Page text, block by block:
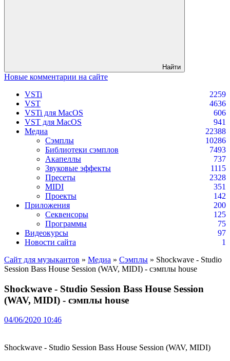
Найти
Новые комментарии на сайте
VSTi
2259
VST
4636
VSTi для MacOS
606
VST для MacOS
941
Медиа
22388
Сэмплы
10286
Библиотеки сэмплов
7493
Акапеллы
737
Звуковые эффекты
1115
Пресеты
2328
MIDI
351
Проекты
142
Приложения
200
Секвенсоры
125
Программы
75
Видеокурсы
97
Новости сайта
1
Сайт для музыкантов » Медиа » Сэмплы » Shockwave - Studio
Session Bass House Session (WAV, MIDI) - сэмплы house
Shockwave - Studio Session Bass House Session
(WAV, MIDI) - сэмплы house
04/06/2020 10:46
Shockwave - Studio Session Bass House Session (WAV, MIDI)